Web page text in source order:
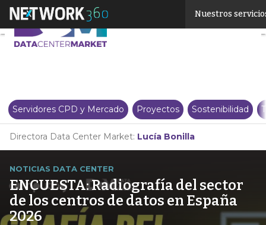
Nuestros
Servidores CPD y Mercado Proyectos Sostenibilidad
Directora Data Center Market: Lucía Bonilla
NOTICIAS DATA CENTER
ENCUESTA: Radiografía del sector
de los centros de datos en España
2026